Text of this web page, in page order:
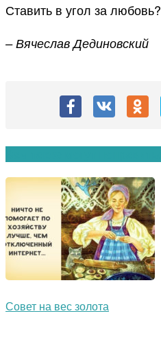
Ставить в угол за любовь?
– Вячеслав Дединовский
Совет на вес золота